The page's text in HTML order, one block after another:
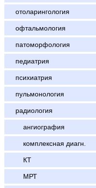
отоларингология
офтальмология
патоморфология
педиатрия
психиатрия
пульмонология
радиология
ангиография
комплексная диагн.
КТ
МРТ